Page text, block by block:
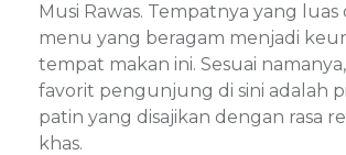
Musi Rawas. Tempatnya yang luas
menu yang beragam menjadi
tempat makan ini. Sesuai
favorit pengunjung di sini adalah
patin yang disajikan dengan rasa
khas.